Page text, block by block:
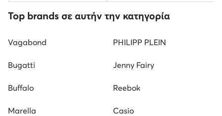
Top brands σε αυτήν την κατηγορία
Vagabond PHILIPP PLEIN
Bugatti Jenny Fairy
Buffalo Reebok
Marella Casio